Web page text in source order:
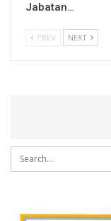
Jabatan…
PREV NEXT